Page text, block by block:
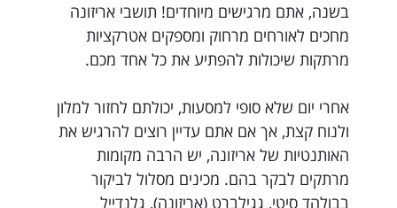
בשנה, אתם מרגישים מיוחדים! תושבי אריזונה
מחכים לאורחים מרחוק ומספקים אטרקציות
מרתקות שיכולות להפתיע את כל אחד מכם.
אחרי יום שלא סופי למסעות, יכולתם לחזור למלון
ולנוח קצת, אך אם אתם עדיין רוצים להרגיש את
האותנטיות של אריזונה, יש הרבה מקומות
מרתקים לבקר בהם. מכינים מסלול לביקור
בבולהד סיטי, גגילברט (אריזונה), גלנדייל